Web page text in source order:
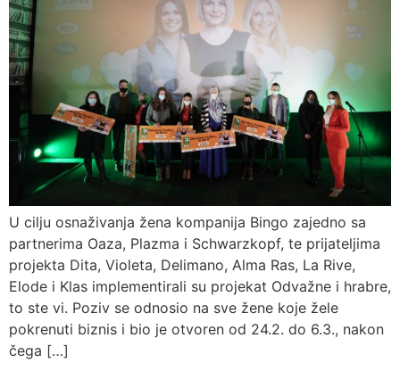
U cilju osnaživanja žena kompanija Bingo zajedno sa
partnerima Oaza, Plazma i Schwarzkopf, te prijateljima
projekta Dita, Violeta, Delimano, Alma Ras, La Rive,
Elode i Klas implementirali su projekat Odvažne i hrabre,
to ste vi. Poziv se odnosio na sve žene koje žele
pokrenuti biznis i bio je otvoren od 24.2. do 6.3., nakon
čega […]